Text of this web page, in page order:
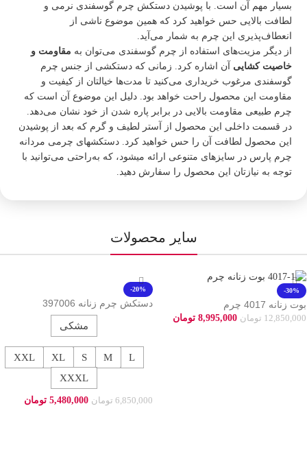
بسیار مهم آن است. با پوشیدن دستکش چرم گوسفندی نرمی و
لطافت بالایی حس خواهید کرد که همین موضوع ناشی از
انعطاف‌پذیری این چرم به شمار می‌آید.
از دیگر مزیت‌های استفاده از چرم گوسفندی می‌توان به مقاومت و
خاصیت کشایی آن اشاره کرد. زمانی که دستکشی از جنس چرم
گوسفندی مرغوب خریداری می‌کنید تا مدت‌ها خیالتان از کیفیت و
مقاومت این محصول راحت خواهد بود. دلیل این موضوع آن است که
چرم طبیعی مقاومت بالایی در برابر پاره شدن از خود نشان می‌دهد.
در قسمت داخلی این محصول از آستر لطیف و گرم که بعد از پوشیدن
این محصول لطافت آن را حس خواهید کرد. دستکشهای چرمی مردانه
چرم پارس در سایزهای متنوعی ارائه میشود، که به‌راحتی می‌توانید با
توجه به نیازتان این محصول را سفارش دهید.
سایر محصولات
-30%
بوت زنانه 4017 چرم
12,850,000 تومان 8,995,000 تومان
-20%
دستکش چرم زنانه 397006
مشکی
L
M
S
XL
XXL
XXXL
6,850,000 تومان 5,480,000 تومان